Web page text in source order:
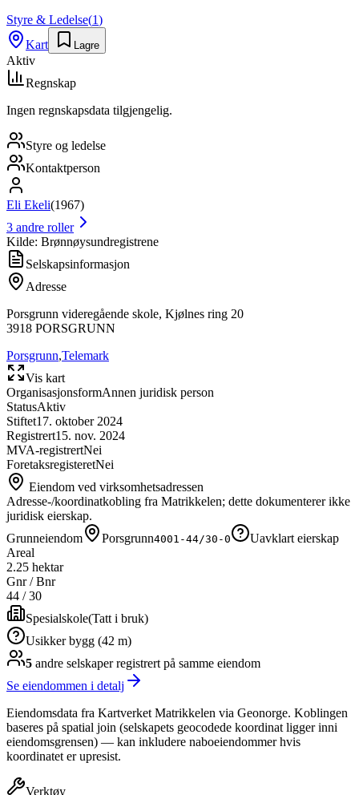
Styre & Ledelse(1)
Kart
Lagre
Aktiv
Regnskap
Ingen regnskapsdata tilgjengelig.
Styre og ledelse
Kontaktperson
Eli Ekeli(1967)
3 andre roller
Kilde: Brønnøysundregistrene
Selskapsinformasjon
Adresse
Porsgrunn videregående skole, Kjølnes ring 20
3918 PORSGRUNN
Porsgrunn,Telemark
Vis kart
OrganisasjonsformAnnen juridisk person
StatusAktiv
Stiftet17. oktober 2024
Registrert15. nov. 2024
MVA-registrertNei
ForetaksregisteretNei
Eiendom ved virksomhetsadressen
Adresse-/koordinatkobling fra Matrikkelen; dette dokumenterer ikke
juridisk eierskap.
Grunneiendom
Porsgrunn4001-44/30-0
Uavklart eierskap
Areal
2.25 hektar
Gnr / Bnr
44 /30
Spesialskole(Tatt i bruk)
Usikker bygg (42 m)
5 andre selskaperregistrert på samme eiendom
Se eiendommen i detalj
Eiendomsdata fra Kartverket Matrikkelen via Geonorge. Koblingen
baseres på spatial join (selskapets geocodede koordinat ligger inni
eiendomsgrensen) — kan inkludere naboeiendommer hvis
koordinatet er upresist.
Verktøy